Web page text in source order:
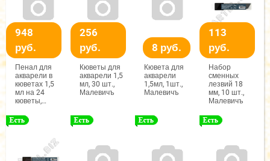
948
руб.
Пенал для
акварели в
кюветах 1,5
мл на 24
кюветы,
256
руб.
Кюветы для
акварели 1,5
мл, 30 шт.,
Малевичъ
8 руб.
Кювета для
акварели
1,5мл, 1шт.,
Малевичъ
113
руб.
Набор
сменных
лезвий 18
мм, 10 шт.,
Малевичъ